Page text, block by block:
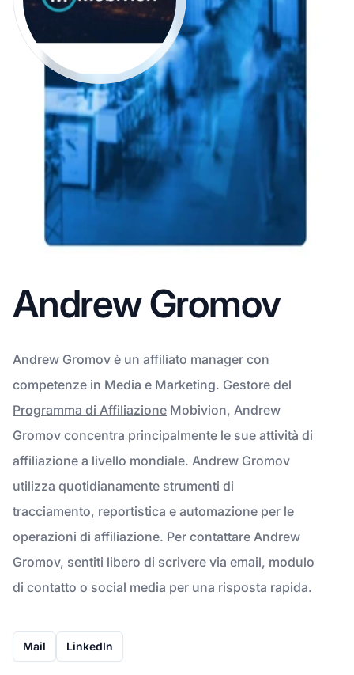
Andrew Gromov
Andrew Gromov è un affiliato manager con
competenze in Media e Marketing. Gestore del
Programma di Affiliazione Mobivion, Andrew
Gromov concentra principalmente le sue attività di
affiliazione a livello mondiale. Andrew Gromov
utilizza quotidianamente strumenti di
tracciamento, reportistica e automazione per le
operazioni di affiliazione. Per contattare Andrew
Gromov, sentiti libero di scrivere via email, modulo
di contatto o social media per una risposta rapida.
Mail LinkedIn